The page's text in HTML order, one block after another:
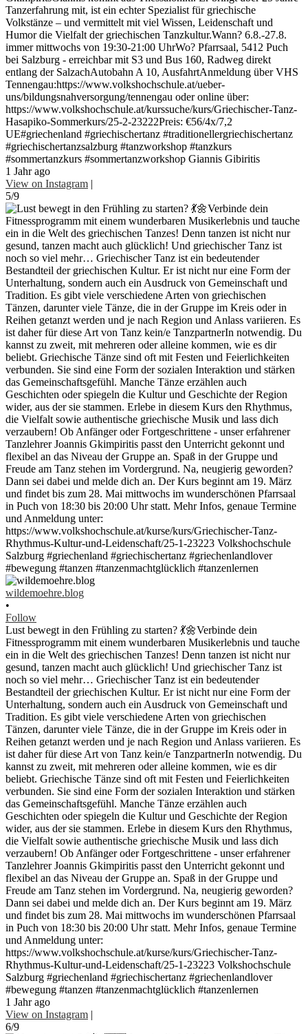
Tanzerfahrung mit, ist ein echter Spezialist für griechische
Volkstänze – und vermittelt mit viel Wissen, Leidenschaft und
Humor die Vielfalt der griechischen Tanzkultur.Wann? 6.8.-27.8.
immer mittwochs von 19:30-21:00 UhrWo? Pfarrsaal, 5412 Puch
bei Salzburg - erreichbar mit S3 und Bus 160, Radweg direkt
entlang der SalzachAutobahn A 10, AusfahrtAnmeldung über VHS
Tennengau:https://www.volkshochschule.at/ueber-
uns/bildungsnahversorgung/tennengau oder online über:
https://www.volkshochschule.at/kurssuche/kurs/Griechischer-Tanz-
Hasapiko-Sommerkurs/25-2-23222Preis: €56/4x/7,2
UE#griechenland #griechischertanz #traditionellergriechischertanz
#griechischertanzsalzburg #tanzworkshop #tanzkurs
#sommertanzkurs #sommertanzworkshop Giannis Gibiritis
1 Jahr ago
View on Instagram |
5/9
wildemoehre.blog
•
Follow
Lust bewegt in den Frühling zu starten? 💃🌼Verbinde dein
Fitnessprogramm mit einem wunderbaren Musikerlebnis und tauche
ein in die Welt des griechischen Tanzes! Denn tanzen ist nicht nur
gesund, tanzen macht auch glücklich! Und griechischer Tanz ist
noch so viel mehr… Griechischer Tanz ist ein bedeutender
Bestandteil der griechischen Kultur. Er ist nicht nur eine Form der
Unterhaltung, sondern auch ein Ausdruck von Gemeinschaft und
Tradition. Es gibt viele verschiedene Arten von griechischen
Tänzen, darunter viele Tänze, die in der Gruppe im Kreis oder in
Reihen getanzt werden und je nach Region und Anlass variieren. Es
ist daher für diese Art von Tanz kein/e TanzpartnerIn notwendig. Du
kannst zu zweit, mit mehreren oder alleine kommen, wie es dir
beliebt. Griechische Tänze sind oft mit Festen und Feierlichkeiten
verbunden. Sie sind eine Form der sozialen Interaktion und stärken
das Gemeinschaftsgefühl. Manche Tänze erzählen auch
Geschichten oder spiegeln die Kultur und Geschichte der Region
wider, aus der sie stammen. Erlebe in diesem Kurs den Rhythmus,
die Vielfalt sowie authentische griechische Musik und lass dich
verzaubern! Ob Anfänger oder Fortgeschrittene - unser erfahrener
Tanzlehrer Joannis Gkimpiritis passt den Unterricht gekonnt und
flexibel an das Niveau der Gruppe an. Spaß in der Gruppe und
Freude am Tanz stehen im Vordergrund. Na, neugierig geworden?
Dann sei dabei und melde dich an. Der Kurs beginnt am 19. März
und findet bis zum 28. Mai mittwochs im wunderschönen Pfarrsaal
in Puch von 18:30 bis 20:00 Uhr statt. Mehr Infos, genaue Termine
und Anmeldung unter:
https://www.volkshochschule.at/kurse/kurs/Griechischer-Tanz-
Rhythmus-Kultur-und-Leidenschaft/25-1-23223 Volkshochschule
Salzburg #griechenland #griechischertanz #griechenlandlover
#bewegung #tanzen #tanzenmachtglücklich #tanzenlernen
1 Jahr ago
View on Instagram |
6/9